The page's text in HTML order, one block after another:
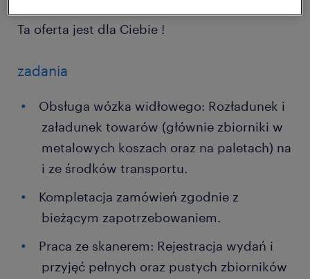
Ta oferta jest dla Ciebie !
zadania
Obsługa wózka widłowego: Rozładunek i
załadunek towarów (głównie zbiorniki w
metalowych koszach oraz na paletach) na
i ze środków transportu.
Kompletacja zamówień zgodnie z
bieżącym zapotrzebowaniem.
Praca ze skanerem: Rejestracja wydań i
przyjęć pełnych oraz pustych zbiorników